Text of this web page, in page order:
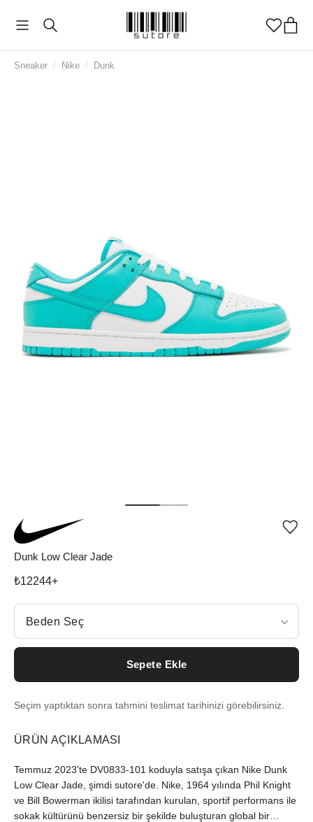
Sneaker / Nike / Dunk
Dunk Low Clear Jade
₺12244+
Beden Seç
Beden Seç
Sepete Ekle
Seçim yaptıktan sonra tahmini teslimat tarihinizi görebilirsiniz.
ÜRÜN AÇIKLAMASI
Temmuz 2023'te DV0833-101 koduyla satışa çıkan Nike Dunk
Low Clear Jade, şimdi sutore'de. Nike, 1964 yılında Phil Knight
ve Bill Bowerman ikilisi tarafından kurulan, sportif performans ile
sokak kültürünü benzersiz bir şekilde buluşturan global bir